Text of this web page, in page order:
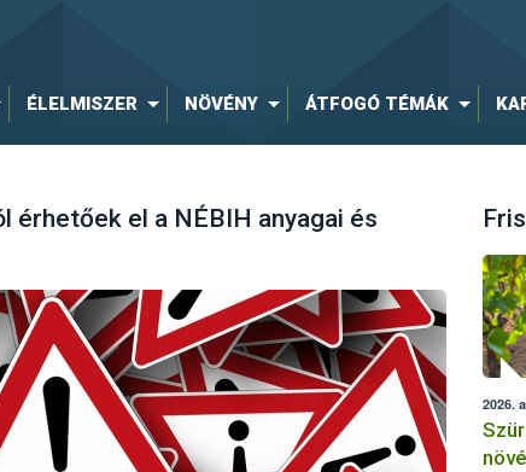
ÉLELMISZER NÖVÉNY ÁTFOGÓ TÉMÁK
érhetőek el a NÉBIH anyagai és
2026.